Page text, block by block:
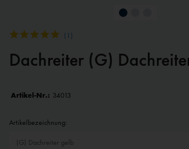
(1 )
Dachreiter (G)
Artikel-Nr.: 34013
Artikelbezeichnung: